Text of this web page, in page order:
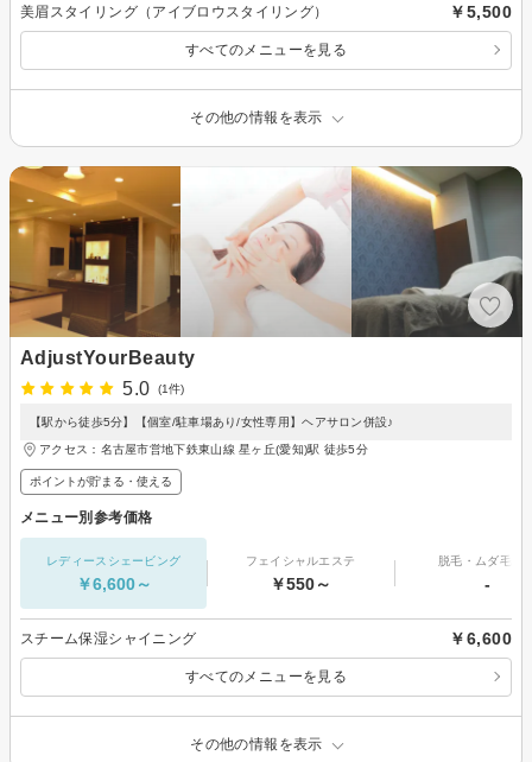
美眉スタイリング（アイブロウスタイリング） ￥5,500
すべてのメニューを見る
その他の情報を表示
AdjustYourBeauty
5.0
(1件)
【駅から徒歩5分】【個室/駐車場あり/女性専用】ヘアサロン併設♪
アクセス：名古屋市営地下鉄東山線 星ヶ丘(愛知)駅 徒歩5分
ポイントが貯まる・使える
メニュー別参考価格
レディースシェービング
￥6,600～
フェイシャルエステ
￥550～
脱毛・ムダ毛処
-
スチーム保湿シャイニング ￥6,600
すべてのメニューを見る
その他の情報を表示